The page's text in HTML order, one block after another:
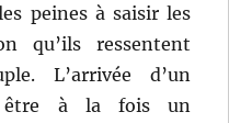
peines à saisir les
qu’ils ressentent
L’arrivée d’un
être à la fois un